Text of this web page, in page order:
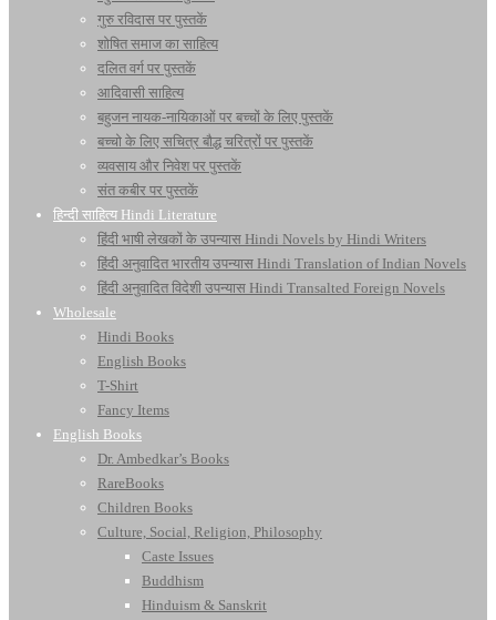
गुरु रविदास पर पुस्तकें
शोषित समाज का साहित्य
दलित वर्ग पर पुस्तकें
आदिवासी साहित्य
बहुजन नायक-नायिकाओं पर बच्चों के लिए पुस्तकें
बच्चो के लिए सचित्र बौद्ध चरित्रों पर पुस्तकें
व्यवसाय और निवेश पर पुस्तकें
संत कबीर पर पुस्तकें
हिन्दी साहित्य Hindi Literature
हिंदी भाषी लेखकों के उपन्यास Hindi Novels by Hindi Writers
हिंदी अनुवादित भारतीय उपन्यास Hindi Translation of Indian Novels
हिंदी अनुवादित विदेशी उपन्यास Hindi Transalted Foreign Novels
Wholesale
Hindi Books
English Books
T-Shirt
Fancy Items
English Books
Dr. Ambedkar’s Books
RareBooks
Children Books
Culture, Social, Religion, Philosophy
Caste Issues
Buddhism
Hinduism & Sanskrit